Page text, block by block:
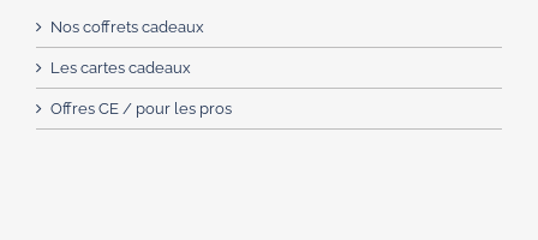
Nos coffrets cadeaux
Les cartes cadeaux
Offres CE / pour les pros